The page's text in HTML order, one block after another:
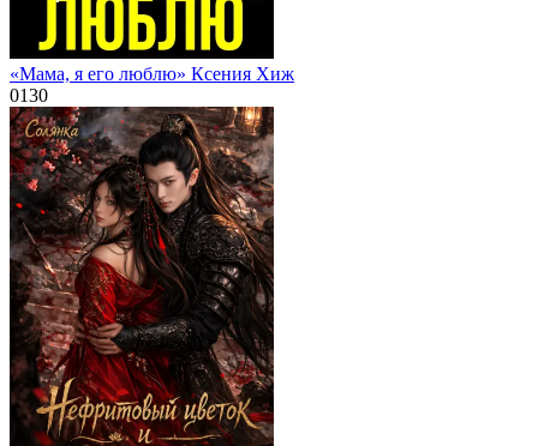
«Мама, я его люблю» Ксения Хиж
0130